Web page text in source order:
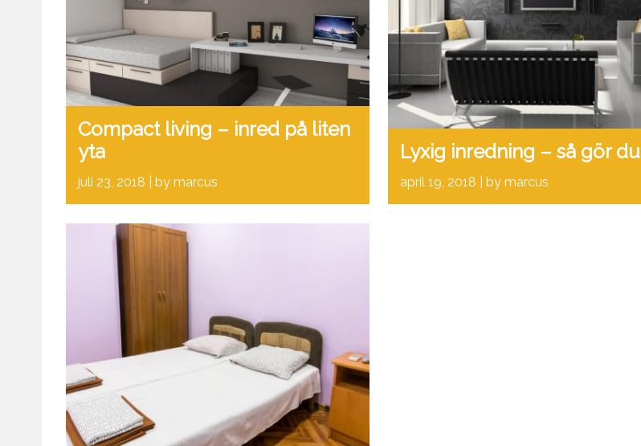
Compact living – inred på liten
yta
juli 23, 2018 by marcus
Lyxig inredning – så gör du
april 19, 2018 by marcus